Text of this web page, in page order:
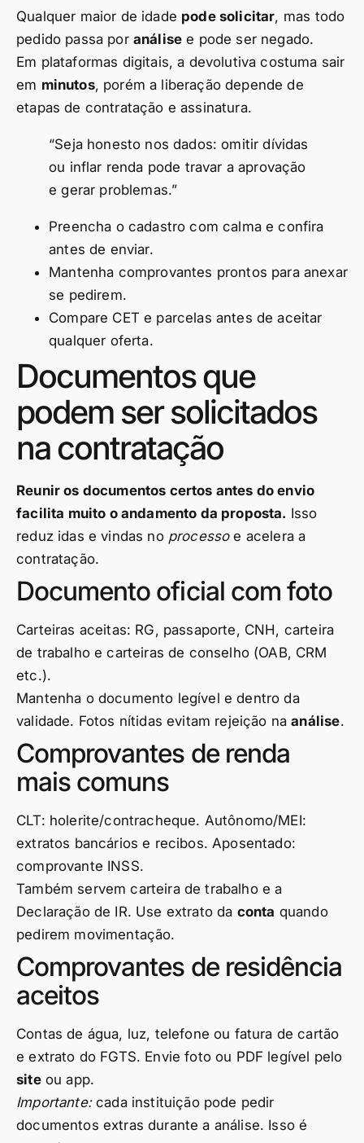
Qualquer maior de idade pode solicitar, mas todo
pedido passa por análise e pode ser negado.
Em plataformas digitais, a devolutiva costuma sair
em minutos, porém a liberação depende de
etapas de contratação e assinatura.
“Seja honesto nos dados: omitir dívidas
ou inflar renda pode travar a aprovação
e gerar problemas.”
Preencha o cadastro com calma e confira
antes de enviar.
Mantenha comprovantes prontos para anexar
se pedirem.
Compare CET e parcelas antes de aceitar
qualquer oferta.
Documentos que
podem ser solicitados
na contratação
Reunir os documentos certos antes do envio
facilita muito o andamento da proposta. Isso
reduz idas e vindas no processoe acelera a
contratação.
Documento oficial com foto
Carteiras aceitas: RG, passaporte, CNH, carteira
de trabalho e carteiras de conselho (OAB, CRM
etc.).
Mantenha o documento legível e dentro da
validade. Fotos nítidas evitam rejeição naanálise.
Comprovantes de renda
mais comuns
CLT: holerite/contracheque. Autônomo/MEI:
extratos bancários e recibos. Aposentado:
comprovante INSS.
Também servem carteira de trabalho e a
Declaração de IR. Use extrato da conta quando
pedirem movimentação.
Comprovantes de residência
aceitos
Contas de água, luz, telefone ou fatura de cartão
e extrato do FGTS. Envie foto ou PDF legível pelo
siteou app.
Importante:cada instituição pode pedir
documentos extras durante a análise. Isso é